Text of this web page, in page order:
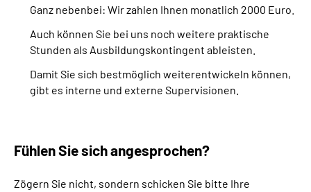
Ganz nebenbei: Wir zahlen Ihnen monatlich 2000 Euro.
Auch können Sie bei uns noch weitere praktische
Stunden als Ausbildungskontingent ableisten.
Damit Sie sich bestmöglich weiterentwickeln können,
gibt es interne und externe Supervisionen.
Fühlen Sie sich angesprochen?
Zögern Sie nicht, sondern schicken Sie bitte Ihre